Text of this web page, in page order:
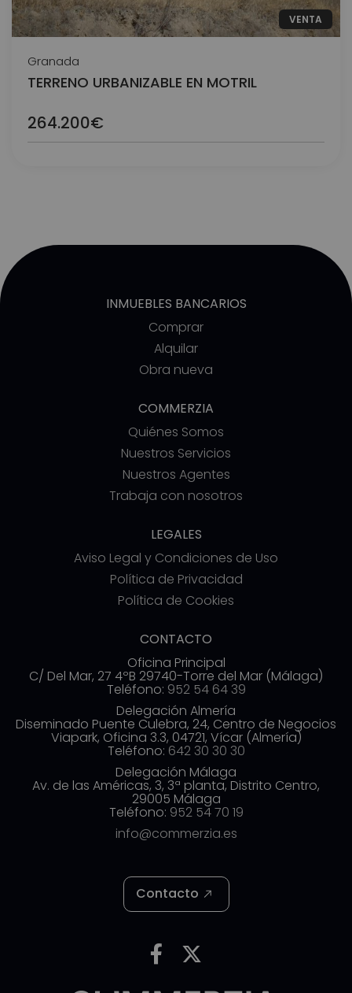
VENTA
Granada
TERRENO URBANIZABLE EN MOTRIL
264.200€
INMUEBLES BANCARIOS
Comprar
Alquilar
Obra nueva
COMMERZIA
Quiénes Somos
Nuestros Servicios
Nuestros Agentes
Trabaja con nosotros
LEGALES
Aviso Legal y Condiciones de Uso
Política de Privacidad
Política de Cookies
CONTACTO
Oficina Principal
C/ Del Mar, 27 4ºB 29740-Torre del Mar (Málaga)
Teléfono: 952 54 64 39
Delegación Almería
Diseminado Puente Culebra, 24, Centro de Negocios
Viapark, Oficina 3.3, 04721, Vícar (Almería)
Teléfono: 642 30 30 30
Delegación Málaga
Av. de las Américas, 3, 3ª planta, Distrito Centro,
29005 Málaga
Teléfono: 952 54 70 19
info@commerzia.es
Contacto